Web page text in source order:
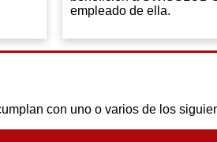
empleado de ella.
con uno o varios de los